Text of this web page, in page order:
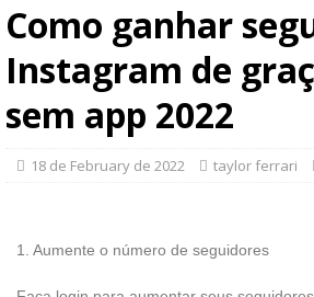
Como ganhar
Instagram de
sem app 2022
18 de February de 2022 taylor ferrari
1. Aumente o número de seguidores